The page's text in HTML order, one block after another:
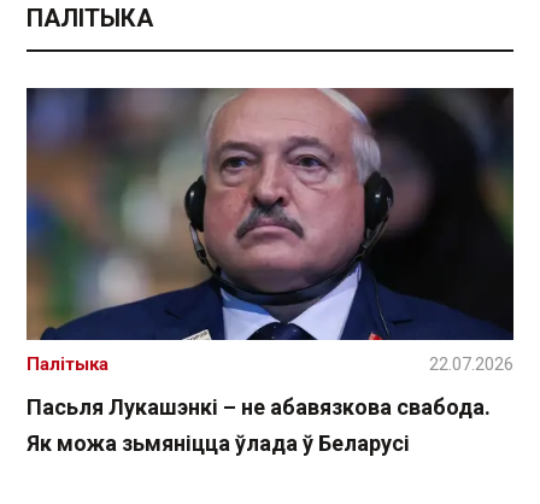
ПАЛІТЫКА
Пасьля Лукашэнкі – не абавязкова свабода.
Як можа зьмяніцца ўлада ў Беларусі
Палітыка 22.07.2026